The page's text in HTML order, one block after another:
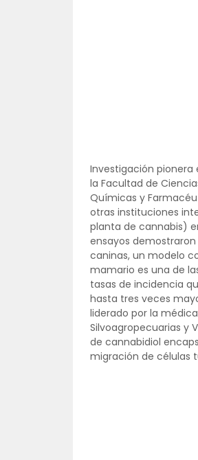
Investigación
la Facultad de
Químicas y
otras instituciones
planta de cannabis)
ensayos
caninas, un modelo
mamario es una de
tasas de incidencia
hasta tres veces
liderado por la
Silvoagropecuarias y
de cannabidiol
migración de células